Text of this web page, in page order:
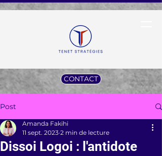
CONTACT
Post
Dissoi Logoi : l'antidote
Amanda Fakihi
11 sept. 2023 2 min de lecture